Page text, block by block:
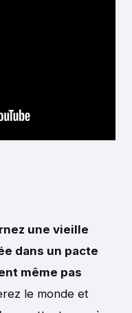
une vieille
dans un pacte
même pas
le monde et